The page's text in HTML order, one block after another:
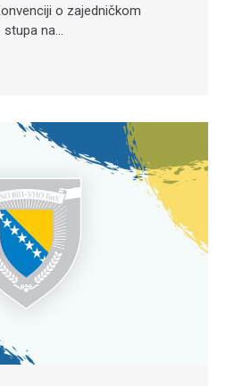
o zajedničkom
stupa na…